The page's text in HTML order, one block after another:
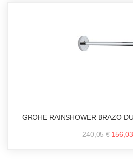
GROHE RAINSHOWER BRAZO
240,05 €